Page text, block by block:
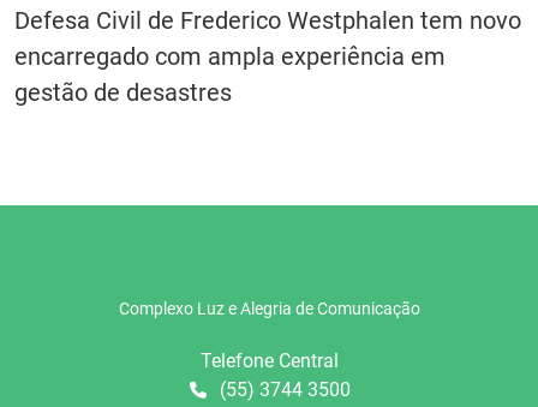
Defesa Civil de Frederico Westphalen tem novo
encarregado com ampla experiência em
gestão de desastres
Complexo Luz e Alegria de Comunicação
Telefone Central
(55) 3744 3500